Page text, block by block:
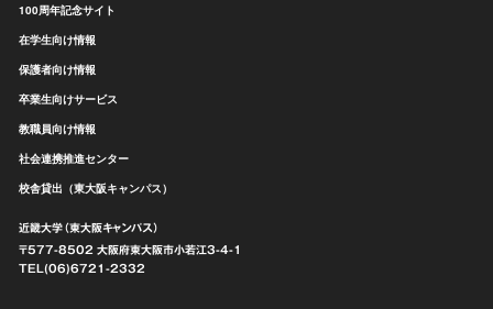
100周年記念サイト
在学生向け情報
保護者向け情報
卒業生向けサービス
教職員向け情報
社会連携推進センター
校舎貸出（東大阪キャンパス）
近畿大学（東大阪キャンパス）
〒577-8502 大阪府東大阪市小若江3-4-1
TEL(06)6721-2332